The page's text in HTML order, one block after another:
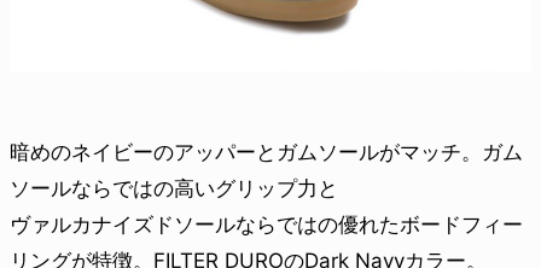
暗めのネイビーのアッパーとガムソールがマッチ。ガム
ソールならではの高いグリップ力と
ヴァルカナイズドソールならではの優れたボードフィー
リングが特徴。FILTER DUROのDark Navyカラー。